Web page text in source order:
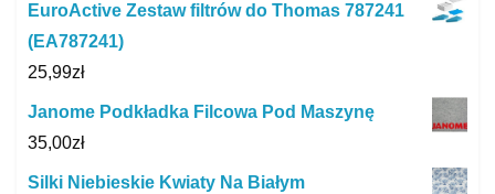
EuroActive Zestaw filtrów do Thomas 787241
(EA787241)
25,99zł
Janome Podkładka Filcowa Pod Maszynę
35,00zł
Silki Niebieskie Kwiaty Na Białym